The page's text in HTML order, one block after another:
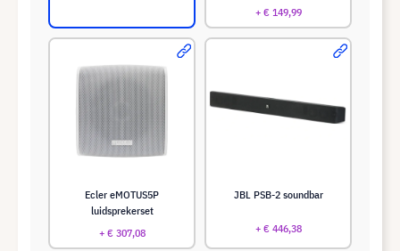
+ € 149,99
Ecler eMOTUS5P
luidsprekerset
+ € 307,08
JBL PSB-2 soundbar
+ € 446,38